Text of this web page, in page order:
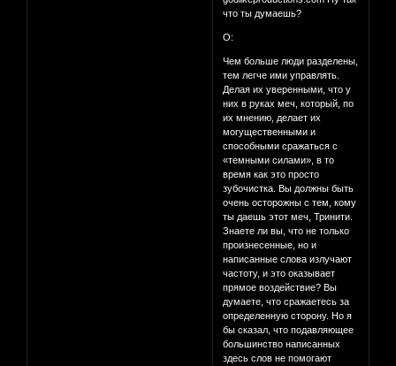
что ты думаешь?
О:
Чем больше люди разделены,
тем легче ими управлять.
Делая их уверенными, что у
них в руках меч, который, по
их мнению, делает их
могущественными и
способными сражаться с
«темными силами», в то
время как это просто
зубочистка. Вы должны быть
очень осторожны с тем, кому
ты даешь этот меч, Тринити.
Знаете ли вы, что не только
произнесенные, но и
написанные слова излучают
частоту, и это оказывает
прямое воздействие? Вы
думаете, что сражаетесь за
определенную сторону. Но я
бы сказал, что подавляющее
большинство написанных
здесь слов не помогают